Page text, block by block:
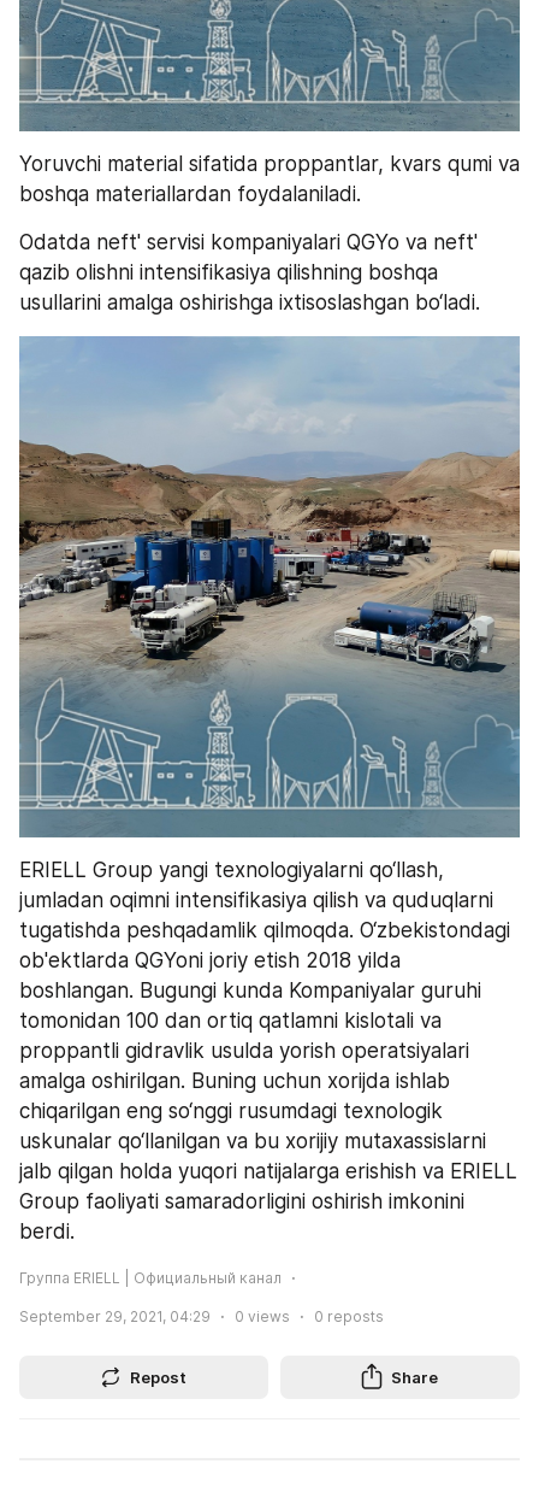
Yoruvchi material sifatida proppantlar, kvars qumi va
boshqa materiallardan foydalaniladi.
Odatda neft' servisi kompaniyalari QGYo va neft'
qazib olishni intensifikasiya qilishning boshqa
usullarini amalga oshirishga ixtisoslashgan bo‘ladi.
ERIELL Group yangi texnologiyalarni qo‘llash,
jumladan oqimni intensifikasiya qilish va quduqlarni
tugatishda peshqadamlik qilmoqda. O‘zbekistondagi
ob'ektlarda QGYoni joriy etish 2018 yilda
boshlangan. Bugungi kunda Kompaniyalar guruhi
tomonidan 100 dan ortiq qatlamni kislotali va
proppantli gidravlik usulda yorish operatsiyalari
amalga oshirilgan. Buning uchun xorijda ishlab
chiqarilgan eng so‘nggi rusumdagi texnologik
uskunalar qo‘llanilgan va bu xorijiy mutaxassislarni
jalb qilgan holda yuqori natijalarga erishish va ERIELL
Group faoliyati samaradorligini oshirish imkonini
berdi.
Группа ERIELL | Официальный канал
September 29, 2021, 04:29 0 views 0 reposts
Repost Share